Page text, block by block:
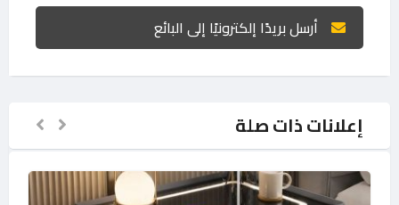
أرسل بريدًا إلكترونيًا إلى البائع
إعلانات ذات صلة